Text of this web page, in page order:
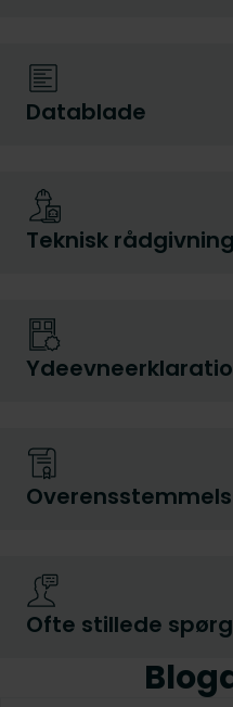
Datablade
Teknisk rådgivning
Ofte stillede